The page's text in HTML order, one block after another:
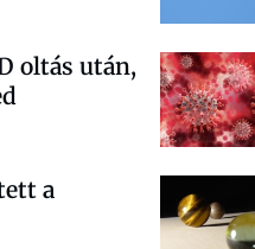
oltás után,
a